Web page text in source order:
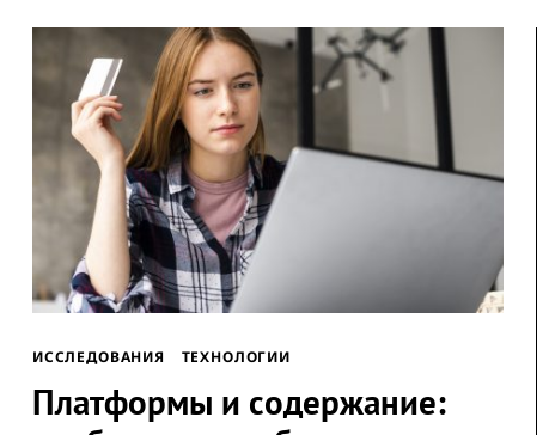
ИССЛЕДОВАНИЯ ТЕХНОЛОГИИ
Платформы и содержание: